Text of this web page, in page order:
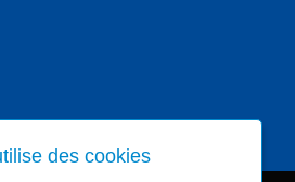
des cookies